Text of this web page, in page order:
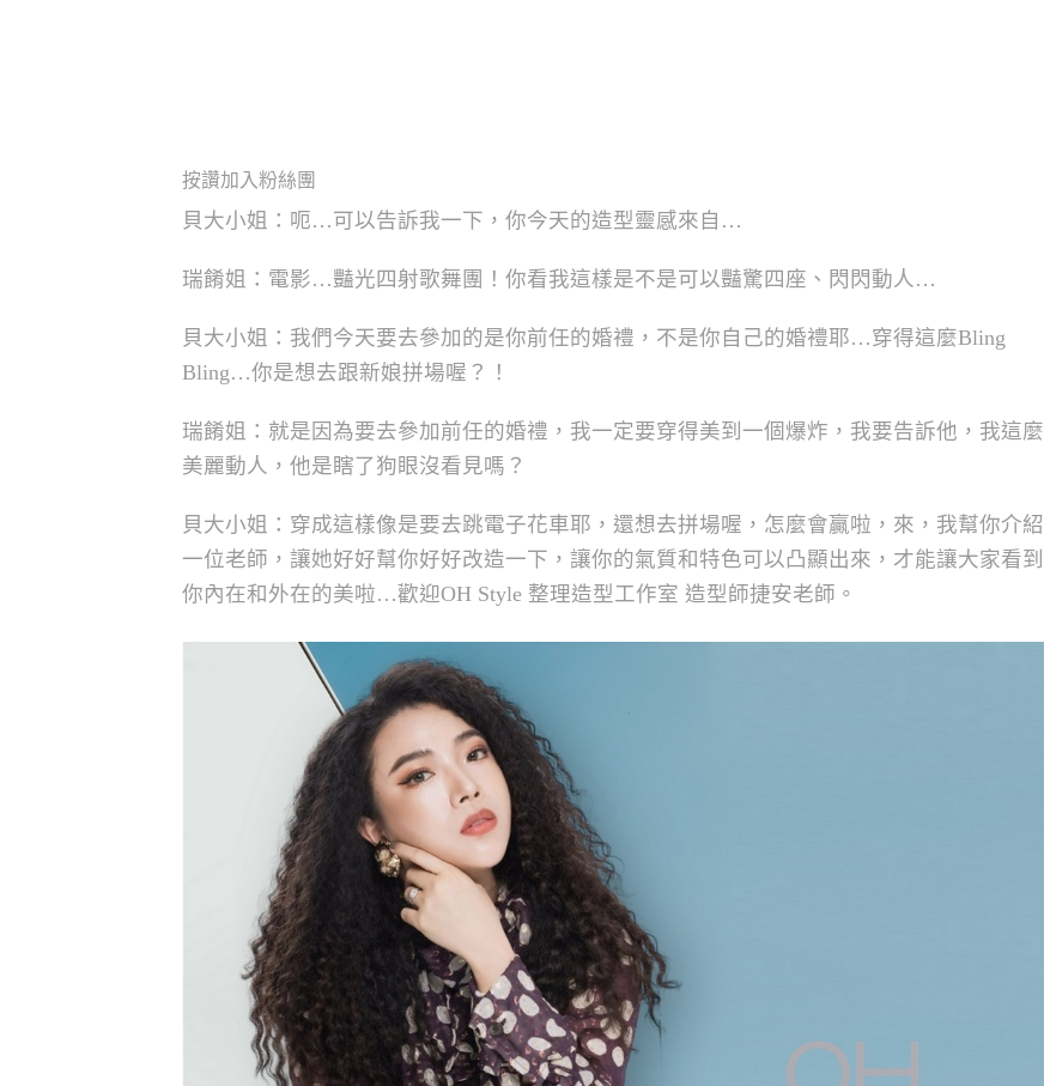
按讚加入粉絲團
貝大小姐：呃…可以告訴我一下，你今天的造型靈感來自…
瑞餚姐：電影…豔光四射歌舞團！你看我這樣是不是可以豔驚四座、閃閃動人…
貝大小姐：我們今天要去參加的是你前任的婚禮，不是你自己的婚禮耶…穿得這麼Bling
Bling…你是想去跟新娘拼場喔？！
瑞餚姐：就是因為要去參加前任的婚禮，我一定要穿得美到一個爆炸，我要告訴他，我這麼
美麗動人，他是瞎了狗眼沒看見嗎？
貝大小姐：穿成這樣像是要去跳電子花車耶，還想去拼場喔，怎麼會贏啦，來，我幫你介紹
一位老師，讓她好好幫你好好改造一下，讓你的氣質和特色可以凸顯出來，才能讓大家看到
你內在和外在的美啦…歡迎OH Style 整理造型工作室 造型師捷安老師。